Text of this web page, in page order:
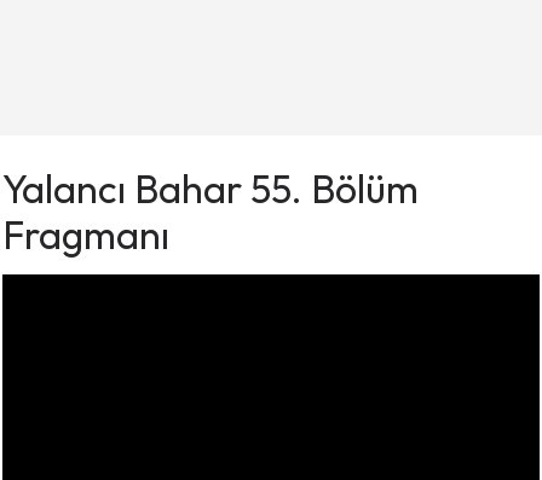
Yalancı Bahar 55. Bölüm
Fragmanı